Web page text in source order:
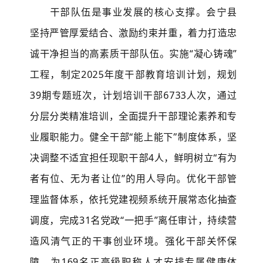
干部队伍是事业发展的核心支撑。会宁县
坚持严管厚爱结合、激励约束并重，着力打造忠
诚干净担当的高素质干部队伍。实施“凝心铸魂”
工程，制定2025年度干部教育培训计划，规划
39期专题班次，计划培训干部6733人次，通过
分层分类精准培训，全面提升干部理论素养和专
业履职能力。健全干部“能上能下”制度体系，坚
决调整不适宜担任现职干部4人，鲜明树立“有为
者有位、无为者让位”的用人导向。优化干部管
理监督体系，依托党建视频系统开展常态化抽查
调度，完成31名党政“一把手”离任审计，持续营
造风清气正的干事创业环境。强化干部关怀保